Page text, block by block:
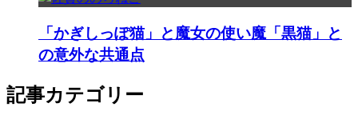
「かぎしっぽ猫」と魔女の使い魔「黒猫」と
の意外な共通点
記事カテゴリー